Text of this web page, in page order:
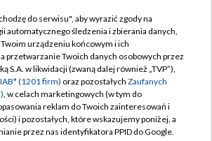
TVP
TVP
Cyfrowa
Regulamin TVP
Polityka prywatności
Moje zgody
Pomoc
do serwisu", aby wyrazić zgody na
automatycznego śledzenia i zbierania danych,
urządzeniu końcowym i ich
przetwarzanie Twoich danych osobowych przez
S.A. w likwidacji (zwaną dalej również „TVP”),
(1201 firm) oraz pozostałych Zaufanych
, w celach marketingowych (w tym do
reklam do Twoich zainteresowań i
i pozostałych, które wskazujemy poniżej, a
przez nas identyfikatora PPID do Google.